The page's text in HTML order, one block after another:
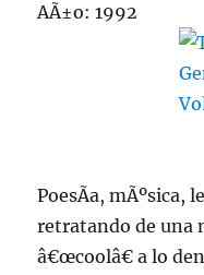
AÃ±o: 1992
PoesÃ­a, mÃºsica,
retratando de una
â€œcoolâ€ a lo